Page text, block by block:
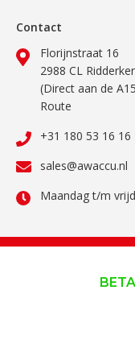
Contact
Florijnstraat 16
2988 CL
(Direct aan de
Route
+31 180 53 16 16
sales@awaccu.nl
Maandag t/m